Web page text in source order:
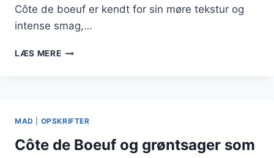
Côte de boeuf er kendt for sin møre tekstur og
intense smag,…
LÆS MERECÔTE
FRISKE
SMAGSOPLEVELSER
MAD OPSKRIFTER
Côte de Boeuf og grøntsager som